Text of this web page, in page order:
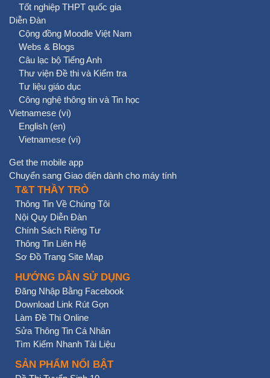
Tốt nghiệp THPT quốc gia
Diễn Đàn
Cộng đồng Moodle Việt Nam
Webs & Blogs
Câu lạc bộ Tiếng Anh
Thư viện Đề thi và Kiểm tra
Tư liệu giáo dục
Công nghệ thông tin và Tin học
Vietnamese ‎(vi)‎
English ‎(en)‎
Vietnamese ‎(vi)‎
Get the mobile app
Chuyển sang Giao diện dành cho máy tính
T&T THẦY TRÒ
Thông Tin Về Chúng Tôi
Nội Quy Diễn Đàn
Chính Sách Riêng Tư
Thông Tin Liên Hệ
Sơ Đồ Trang Site Map
HƯỚNG DẪN SỬ DỤNG
Đăng Nhập Bằng Facebook
Download Link Rút Gọn
Làm Đề Thi Online
Sửa Thông Tin Cá Nhân
Tìm Kiếm Nhanh Tài Liệu
SẢN PHẨM NỔI BẬT